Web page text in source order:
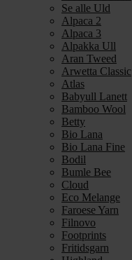
Se alle Uld
Alpaca 2
Alpaca 3
Alpakka Ull
Aran Tweed
Arwetta Classic
Atlas
Babyull Lanett
Bamboo Wool
Betty
Bio Lana
Bio Lana Fine
Bodil
Bumle Bee
Cloud
Eco Melange
Faroese Yarn
Filnovo
Footprints
Fritidsgarn